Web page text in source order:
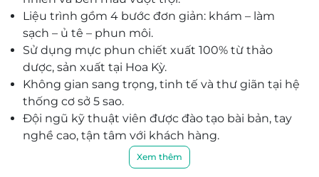
02 - 04 Ngô Quyền, Phường Thắng Lợi, Tp. Buôn Ma
Thuột, Tỉnh Đắk Lắk
Khánh Hòa
78 Lý Thánh Tôn, Phường Tây Nha Trang, Tỉnh Khánh
Hòa, Việt Nam
Số 78 Lý Thánh Tôn, Phường Phương Sài, Tp. Nha
Trang
Số 154 Đường Trần Hưng Đạo, Phường Phú Thủy,
Liệu trình gồm 4 bước đơn giản: khám – làm
sạch – ủ tê – phun môi.
Sử dụng mực phun chiết xuất 100% từ thảo
dược, sản xuất tại Hoa Kỳ.
Không gian sang trọng, tinh tế và thư giãn tại hệ
thống cơ sở 5 sao.
Đội ngũ kỹ thuật viên được đào tạo bài bản, tay
nghề cao, tận tâm với khách hàng.
Thẩm mỹ viện uy tín với hơn 25 năm kinh
Xem thêm